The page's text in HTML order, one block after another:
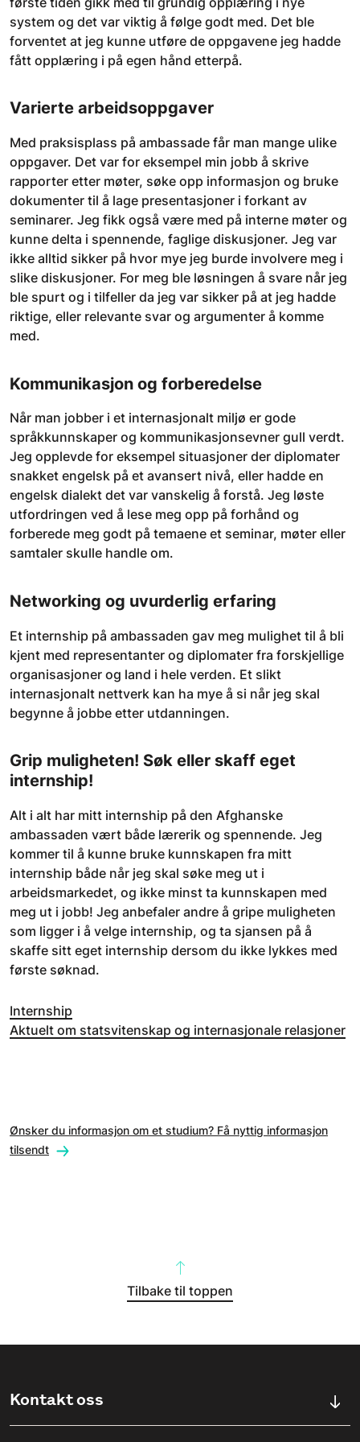
system og det var viktig å følge godt med. Det ble
forventet at jeg kunne utføre de oppgavene jeg hadde
fått opplæring i på egen hånd etterpå.
Varierte arbeidsoppgaver
Med praksisplass på ambassade får man mange ulike
oppgaver. Det var for eksempel min jobb å skrive
rapporter etter møter, søke opp informasjon og bruke
dokumenter til å lage presentasjoner i forkant av
seminarer. Jeg fikk også være med på interne møter og
kunne delta i spennende, faglige diskusjoner. Jeg var
ikke alltid sikker på hvor mye jeg burde involvere meg i
slike diskusjoner. For meg ble løsningen å svare når jeg
ble spurt og i tilfeller da jeg var sikker på at jeg hadde
riktige, eller relevante svar og argumenter å komme
med.
Kommunikasjon og forberedelse
Når man jobber i et internasjonalt miljø er gode
språkkunnskaper og kommunikasjonsevner gull verdt.
Jeg opplevde for eksempel situasjoner der diplomater
snakket engelsk på et avansert nivå, eller hadde en
engelsk dialekt det var vanskelig å forstå. Jeg løste
utfordringen ved å lese meg opp på forhånd og
forberede meg godt på temaene et seminar, møter eller
samtaler skulle handle om.
Networking og uvurderlig erfaring
Et internship på ambassaden gav meg mulighet til å bli
kjent med representanter og diplomater fra forskjellige
organisasjoner og land i hele verden. Et slikt
internasjonalt nettverk kan ha mye å si når jeg skal
begynne å jobbe etter utdanningen.
Grip muligheten! Søk eller skaff eget
internship!
Alt i alt har mitt internship på den Afghanske
ambassaden vært både lærerik og spennende. Jeg
kommer til å kunne bruke kunnskapen fra mitt
internship både når jeg skal søke meg ut i
arbeidsmarkedet, og ikke minst ta kunnskapen med
meg ut i jobb! Jeg anbefaler andre å gripe muligheten
som ligger i å velge internship, og ta sjansen på å
skaffe sitt eget internship dersom du ikke lykkes med
første søknad.
Internship
Aktuelt om statsvitenskap og internasjonale relasjoner
Ønsker du informasjon om et studium? Få nyttig informasjon
tilsendt
Tilbake til toppen
Kontakt oss